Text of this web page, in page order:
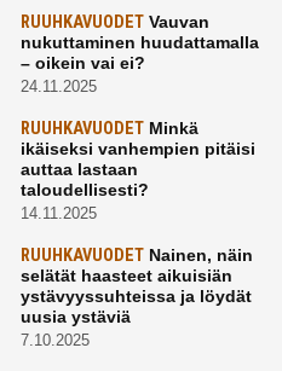
RUUHKAVUODETVauvan
nukuttaminen huudattamalla
– oikein vai ei?
24.11.2025
RUUHKAVUODETMinkä
ikäiseksi vanhempien pitäisi
auttaa lastaan
taloudellisesti?
14.11.2025
RUUHKAVUODETNainen, näin
selätät haasteet aikuisiän
ystävyyssuhteissa ja löydät
uusia ystäviä
7.10.2025